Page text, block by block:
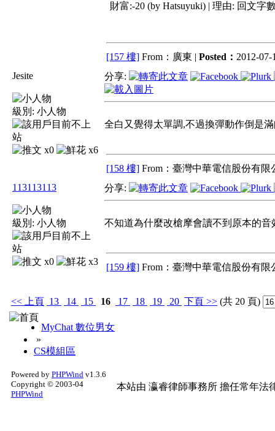
財富:-20 (by Hatsuyuki) | 理由: 回文字
[157 樓] From：廣東 | Posted： 2012-07-
Jesite
級別: 小人物
x0 x6
分享:
全白又覺得太單調,不過換彈動作倒是
[158 樓] From：臺灣中華電信股份有限
113113113
級別: 小人物
x0 x3
分享:
不知道為什麼改槍摩會讀不到原本的音
[159 樓] From：臺灣中華電信股份有限
<< 上頁 13 14 15 16 17 18 19 20 下頁 >> (共 20 頁)
MyChat 數位男女
»
CS模組區
Powered by PHPWind v1.3.6
Copyright © 2003-04
PHPWind
本站由 瀛睿律師事務所 擔任常年法